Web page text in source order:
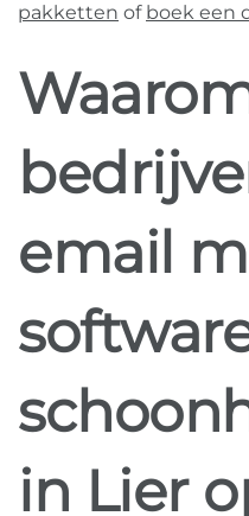
pakketten of boek een
email
in Lier